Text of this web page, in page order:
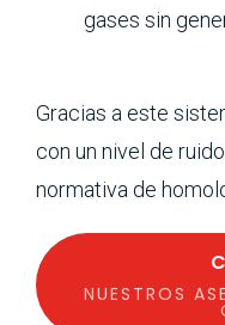
gases sin
Gracias a este
con un nivel de
normativa de
NUESTROS